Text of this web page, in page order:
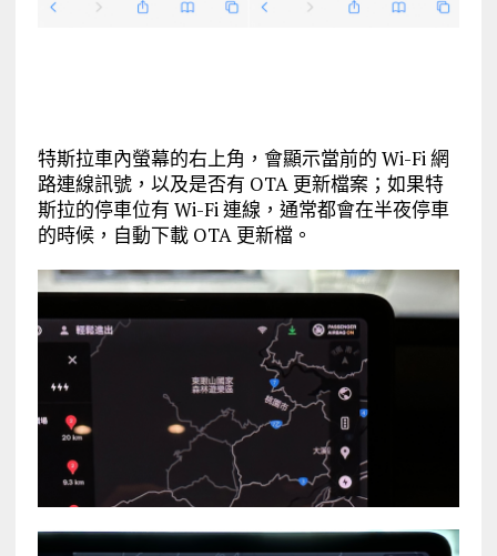
特斯拉車內螢幕的右上角，會顯示當前的 Wi-Fi 網
路連線訊號，以及是否有 OTA 更新檔案；如果特
斯拉的停車位有 Wi-Fi 連線，通常都會在半夜停車
的時候，自動下載 OTA 更新檔。